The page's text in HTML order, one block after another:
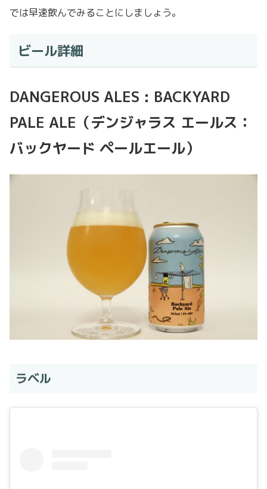
では早速飲んでみることにしましょう。
ビール詳細
DANGEROUS ALES : BACKYARD
PALE ALE（デンジャラス エールス：
バックヤード ペールエール）
ラベル